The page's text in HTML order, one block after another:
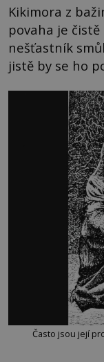
Kikimora z
povaha je čistě
nešťastník
jistě by se ho
Často jsou její